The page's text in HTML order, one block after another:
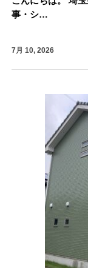
事・シ…
7月 10, 2026